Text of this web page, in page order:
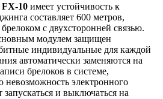
10 имеет устойчивость к
составляет 600 метров,
с двухсторонней связью.
модулем защищен
индивидуальные для каждой
автоматически заменяются на
брелоков в системе,
невозможность электронного
и выключаться на